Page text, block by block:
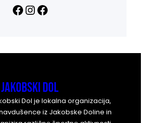
Facebook InstagramFacebook
Jakobski Dol
Dol je lokalna organizacija,
iz Jakobske Doline in